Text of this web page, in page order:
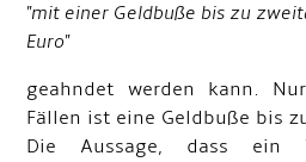
"mit einer Geldbuße bis zu
Euro"
geahndet werden kann.
Fällen ist eine Geldbuße bis
Die Aussage, dass ein